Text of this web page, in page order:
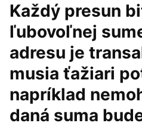
Každý presun
ľubovoľnej
adresu je
musia ťažiari
napríklad
daná suma